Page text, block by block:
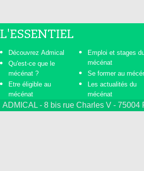
L'ESSENTIEL
Découvrez Admical
Qu'est-ce que le
mécénat ?
Etre éligible au
mécénat
Emploi et stages
mécénat
Se former au
Les actualités du
mécénat
ADMICAL - 8 bis rue Charles V - 75004